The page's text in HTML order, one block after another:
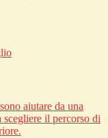
aiutare da una
scegliere il percorso di